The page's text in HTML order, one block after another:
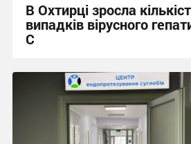
В Охтирці зросла
випадків вірусного
С
17:49, 29.07.2026